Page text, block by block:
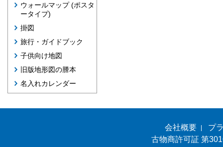
ウォールマップ (ポスタ
ータイプ)
掛図
旅行・ガイドブック
子供向け地図
旧版地形図の謄本
名入れカレンダー
会社概要
プ
古物商許可証 第